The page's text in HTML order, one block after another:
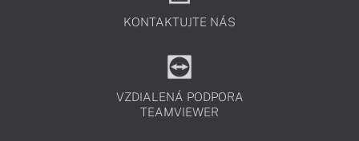
KONTAKTUJTE NÁS
VZDIALENÁ PODPORA
TEAMVIEWER